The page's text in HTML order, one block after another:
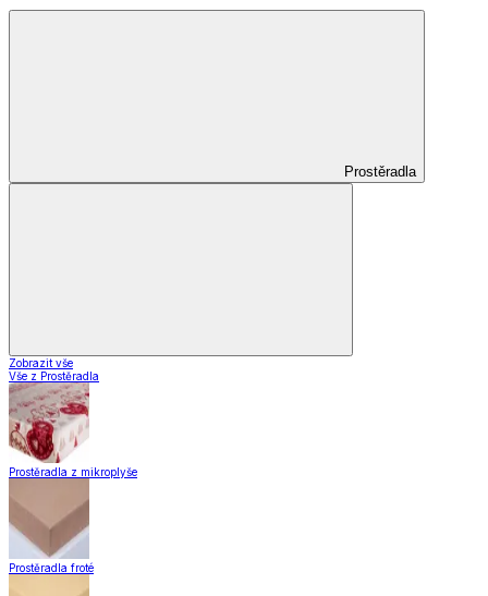
Prostěradla
Zobrazit vše
Vše z Prostěradla
Prostěradla z mikroplyše
Prostěradla froté